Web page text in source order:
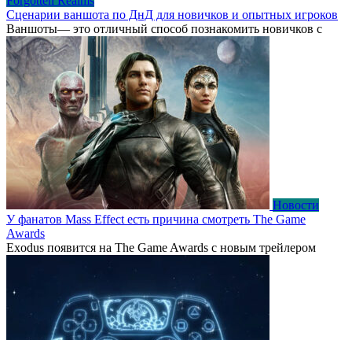
Сценарии ваншота по ДнД для новичков и опытных игроков
Ваншоты— это отличный способ познакомить новичков с
Новости
У фанатов Mass Effect есть причина смотреть The Game
Awards
Exodus появится на The Game Awards с новым трейлером